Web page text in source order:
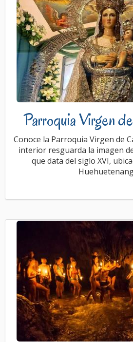
Parroquia Virgen
Conoce la Parroquia Virgen de
interior resguarda la imagen
que data del siglo XVI,